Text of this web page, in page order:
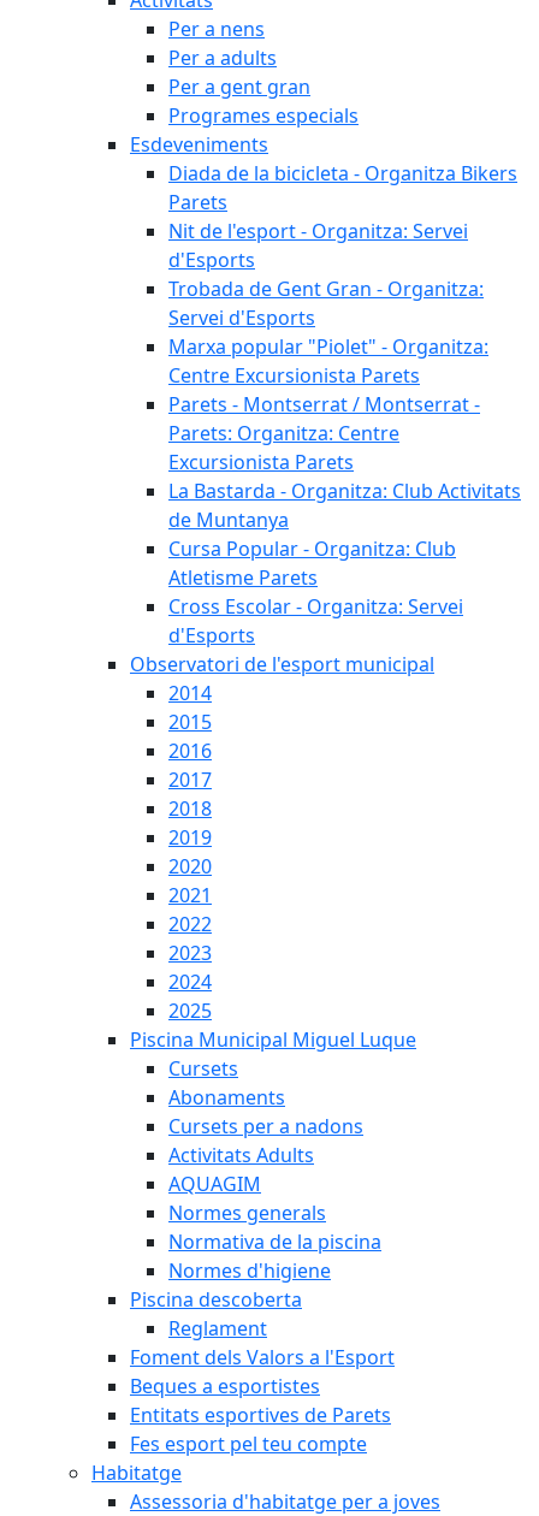
Per a nens
Per a adults
Per a gent gran
Programes especials
Esdeveniments
Diada de la bicicleta - Organitza Bikers
Parets
Nit de l'esport - Organitza: Servei
d'Esports
Trobada de Gent Gran - Organitza:
Servei d'Esports
Marxa popular "Piolet" - Organitza:
Centre Excursionista Parets
Parets - Montserrat / Montserrat -
Parets: Organitza: Centre
Excursionista Parets
La Bastarda - Organitza: Club Activitats
de Muntanya
Cursa Popular - Organitza: Club
Atletisme Parets
Cross Escolar - Organitza: Servei
d'Esports
Observatori de l'esport municipal
2014
2015
2016
2017
2018
2019
2020
2021
2022
2023
2024
2025
Piscina Municipal Miguel Luque
Cursets
Abonaments
Cursets per a nadons
Activitats Adults
AQUAGIM
Normes generals
Normativa de la piscina
Normes d'higiene
Piscina descoberta
Reglament
Foment dels Valors a l'Esport
Beques a esportistes
Entitats esportives de Parets
Fes esport pel teu compte
Habitatge
Assessoria d'habitatge per a joves